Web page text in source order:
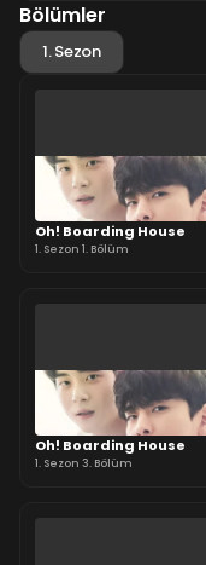
Bölümler
1. Sezon
Oh! Boarding House
1. Sezon 1. Bölüm
Oh! Boarding House
1. Sezon 3. Bölüm